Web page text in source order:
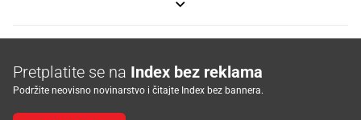
Pretplatite se na Index bez reklama
Podržite neovisno novinarstvo i čitajte Index bez bannera.